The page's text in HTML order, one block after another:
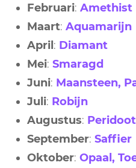
Februari: Amethist
Maart: Aquamarijn
April : Diamant
Mei: Smaragd
Juni: Maansteen,
Juli: Robijn
Augustus: Peridoot
September: Saffier
Oktober: Opaal,